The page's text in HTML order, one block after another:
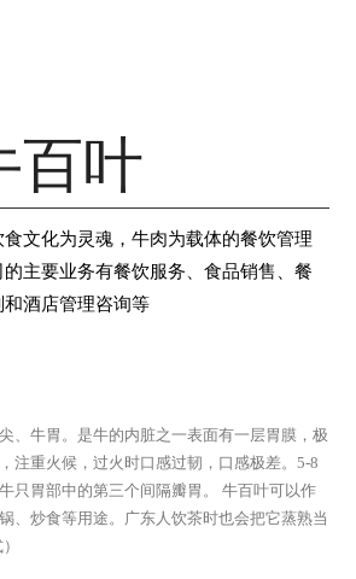
百叶
主要业务有餐饮服务、食品销售、餐
酒店管理咨询等
、牛胃。是牛的内脏之一表面有一层胃膜，极
注重火候，过火时口感过韧，口感极差。5-8
只胃部中的第三个间隔瓣胃。 牛百叶可以作
、炒食等用途。广东人饮茶时也会把它蒸熟当